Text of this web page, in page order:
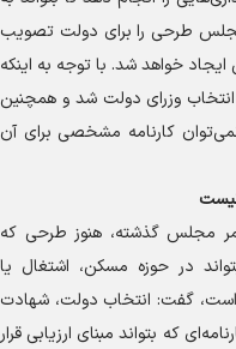
طرحی را برای دولت تصویب
خواهد شد. با توجه به اینکه
وزرای دولت شد و همچنین
کارنامه مشخصی برای آن
مجلس گذشته، هنوز طرحی که
در حوزه مسکن، اشتغال یا
است، گفت: انتخاب دولت، شهادت
که بتواند مبنای ارزیابی قرار